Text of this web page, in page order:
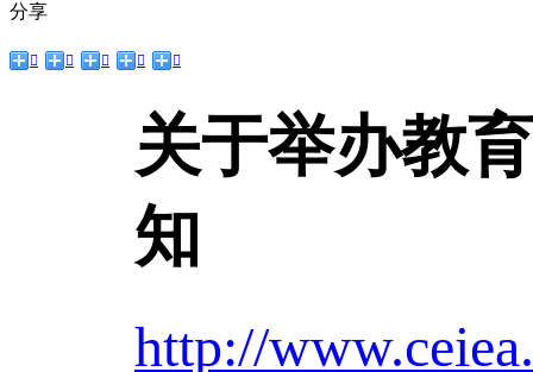
分享
    
关于举办教
知
http://